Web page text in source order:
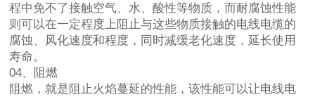
程中免不了接触空气、水、酸性等物质，而耐腐蚀性能
则可以在一定程度上阻止与这些物质接触的电线电缆的
腐蚀、风化速度和程度，同时减缓老化速度，延长使用
寿命。
04、阻燃
阻燃，就是阻止火焰蔓延的性能，该性能可以让电线电